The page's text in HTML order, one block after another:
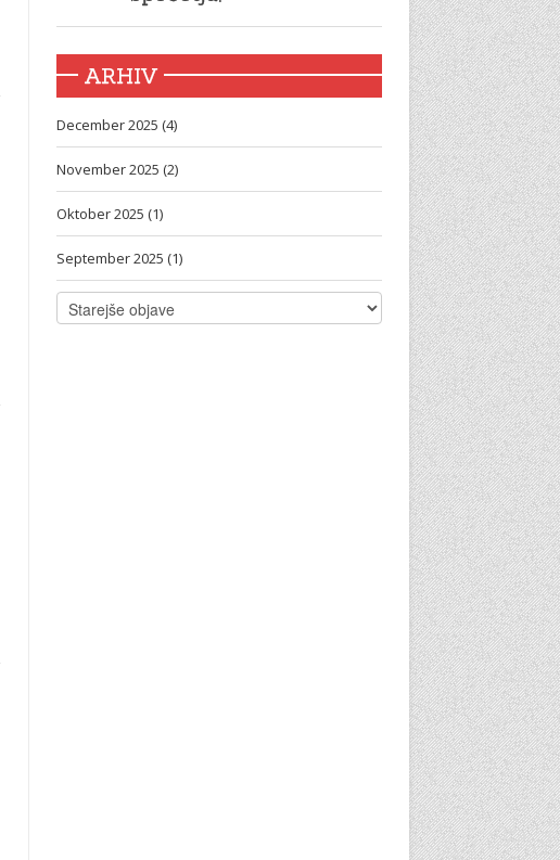
ARHIV
December 2025 (4)
November 2025 (2)
Oktober 2025 (1)
September 2025 (1)